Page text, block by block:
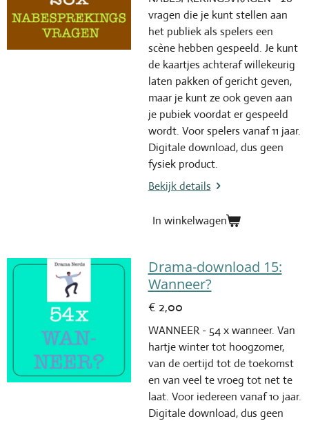
vragen die je kunt stellen aan
het publiek als spelers een
scène hebben gespeeld. Je kunt
de kaartjes achteraf willekeurig
laten pakken of gericht geven,
maar je kunt ze ook geven aan
je pubiek voordat er gespeeld
wordt. Voor spelers vanaf 11 jaar.
Digitale download, dus geen
fysiek product.
Bekijk details
In winkelwagen
Drama-download 15:
Wanneer?
€ 2,00
WANNEER - 54 x wanneer. Van
hartje winter tot hoogzomer,
van de oertijd tot de toekomst
en van veel te vroeg tot net te
laat. Voor iedereen vanaf 10 jaar.
Digitale download, dus geen